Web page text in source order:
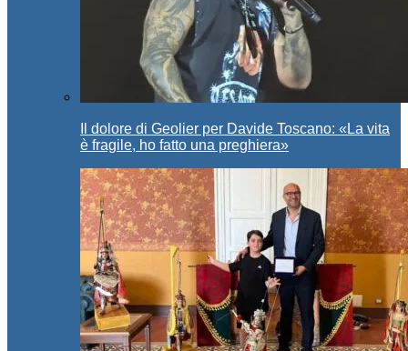
Il dolore di Geolier per Davide Toscano: «La vita
è fragile, ho fatto una preghiera»